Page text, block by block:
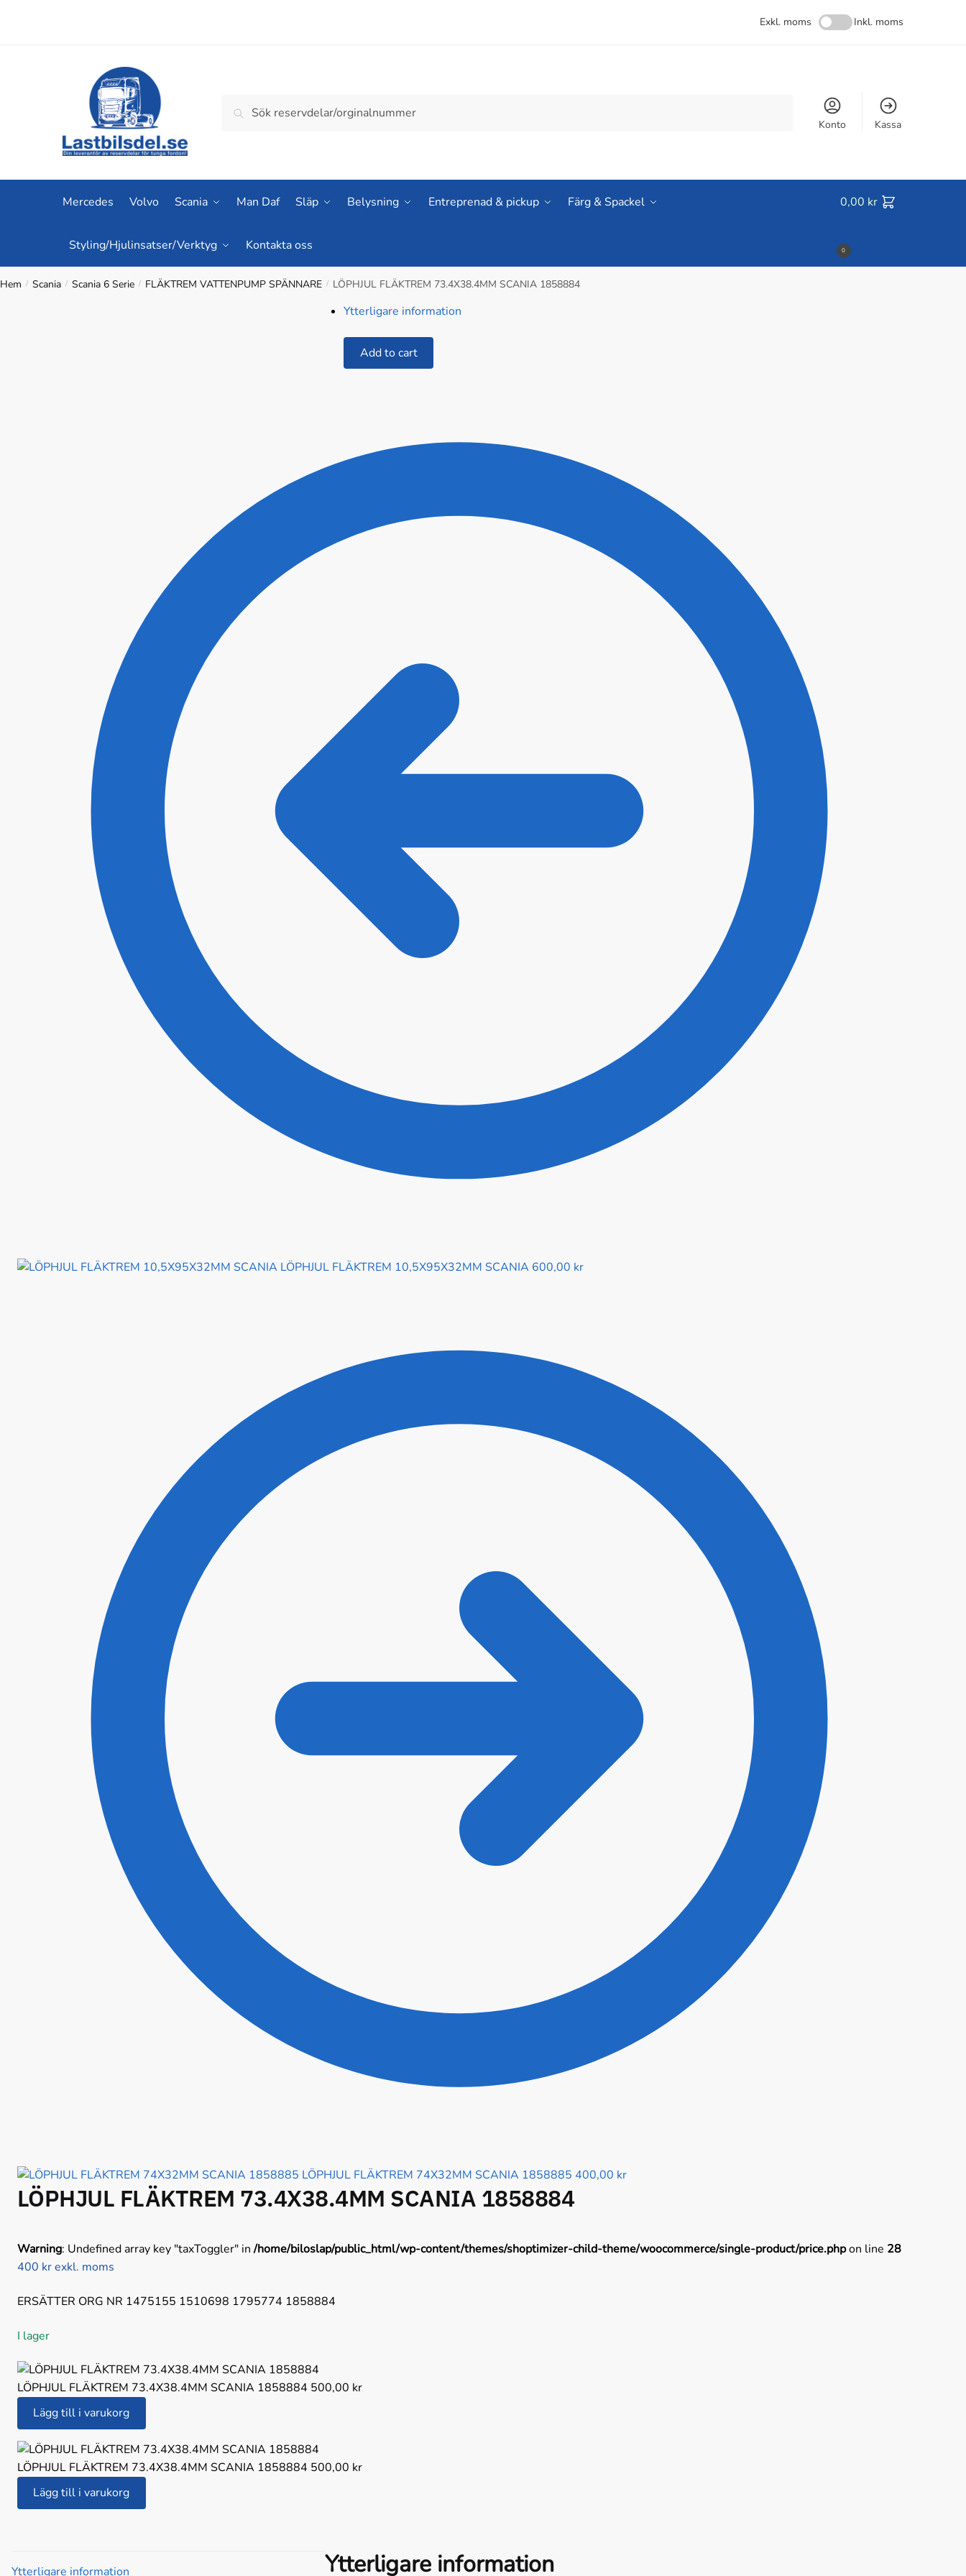
Exkl. moms Inkl. moms
efter:
Konto Kassa
Mercedes Volvo Scania Man Daf Släp Belysning Entreprenad & pickup Färg & Spackel
Styling/Hjulinsatser/Verktyg Kontakta oss
0,00 kr
0
Hem / Scania / Scania 6 Serie / FLÄKTREM VATTENPUMP SPÄNNARE / LÖPHJUL FLÄKTREM 73.4X38.4MM SCANIA 1858884
Ytterligare information
Add to cart
LÖPHJUL FLÄKTREM 10,5X95X32MM SCANIA 600,00 kr
LÖPHJUL FLÄKTREM 74X32MM SCANIA 1858885 400,00 kr
LÖPHJUL FLÄKTREM 73.4X38.4MM SCANIA 1858884
Warning: Undefined array key "taxToggler" in /home/biloslap/public_html/wp-content/themes/shoptimizer-child-theme/woocommerce/single-product/price.phpon line 28
400 kr exkl. moms
ERSÄTTER ORG NR 1475155 1510698 1795774 1858884
I lager
LÖPHJUL FLÄKTREM 73.4X38.4MM SCANIA 1858884 500,00 kr
LÖPHJUL
FLÄKTREM
73.4X38.4MM
SCANIA
1858884
mängd
Lägg till i varukorg
LÖPHJUL FLÄKTREM 73.4X38.4MM SCANIA 1858884 500,00 kr
LÖPHJUL
FLÄKTREM
Lägg till i varukorg
Ytterligare information Ytterligare information